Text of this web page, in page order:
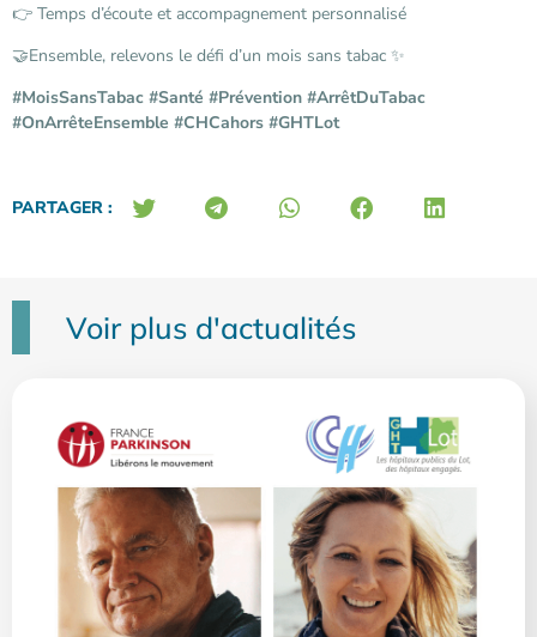
👉 Temps d’écoute et accompagnement personnalisé
🤝Ensemble, relevons le défi d’un mois sans tabac ✨
#MoisSansTabac #Santé #Prévention #ArrêtDuTabac
#OnArrêteEnsemble #CHCahors #GHTLot
PARTAGER :
Voir plus d'actualités